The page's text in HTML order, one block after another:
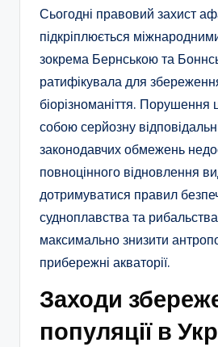
Сьогодні правовий захист
підкріплюється
зокрема Бернською та
ратифікувала для
біорізноманіття. Порушення
собою серйозну
законодавчих обмежень
повноцінного відновлення
дотримуватися правил
судноплавства та
максимально знизити
прибережні акваторії.
Заходи
популяції в